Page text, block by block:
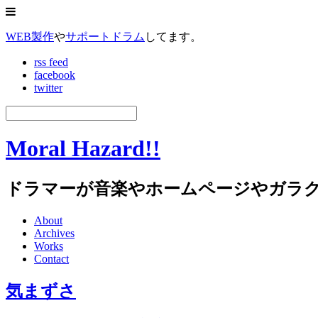
WEB製作やサポートドラム してます。
rss feed
facebook
twitter
Moral Hazard!!
ドラマーが音楽やホームページやガラ
About
Archives
Works
Contact
気まずさ